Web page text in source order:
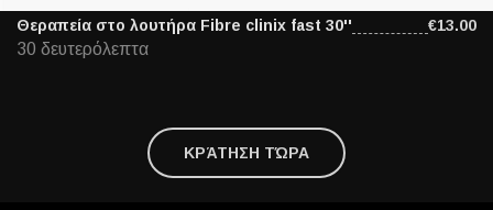
Θεραπεία στο λουτήρα Fibre clinix fast 30'' €13.00
30 δευτερόλεπτα
ΚΡΆΤΗΣΗ ΤΏΡΑ